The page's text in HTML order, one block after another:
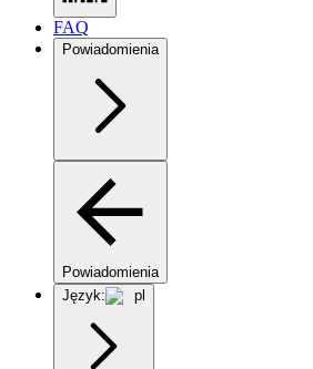
FAQ
Powiadomienia
Powiadomienia
Język:
pl